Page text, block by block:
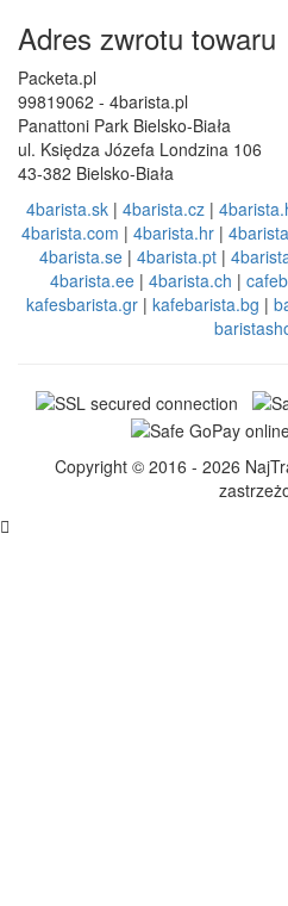
Adres zwrotu towaru
Packeta.pl
99819062 - 4barista.pl
Panattoni Park Bielsko-Biała
ul. Księdza Józefa Londzina 106
43-382 Bielsko-Biała
4barista.sk | 4barista.cz |
4barista.com | 4barista.hr|
4barista.se | 4barista.pt |
4barista.ee| 4barista.ch |
kafesbarista.gr| kafebarista.bg |
Copyright © 2016 - 2026